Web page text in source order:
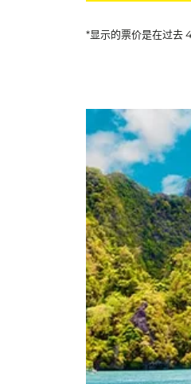
*显示的票价是在过去